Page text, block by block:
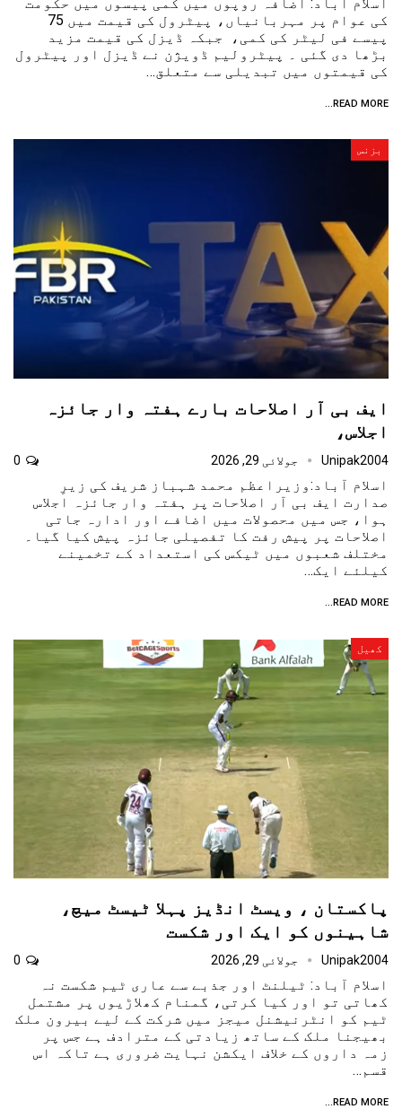
کی عوام پر مہربانیاں، پیٹرول کی قیمت میں 75
پیسے فی لیٹر کی کمی، جبکہ ڈیزل کی قیمت مزید
بڑھا دی گئی ۔ پیٹرولیم ڈویژن نے ڈیزل اور پیٹرول
کی قیمتوں میں تبدیلی سے متعلق…
READ MORE...
بزنس
ایف بی آر اصلاحات بارے ہفتہ وار جائزہ
اجلاس،
Unipak2004 جولائی 29, 2026
اسلام آباد:وزیراعظم محمد شہباز شریف کی زیرِ
صدارت ایف بی آر اصلاحات پر ہفتہ وار جائزہ اجلاس
ہوا، جس میں محصولات میں اضافے اور ادارہ جاتی
اصلاحات پر پیش رفت کا تفصیلی جائزہ پیش کیا گیا۔
مختلف شعبوں میں ٹیکس کی استعداد کے تخمینے
کیلئے ایک…
READ MORE...
کھیل
پاکستان ، ویسٹ انڈیز پہلا ٹیسٹ میچ،
شاہینوں کو ایک اور شکست
Unipak2004 جولائی 29, 2026
اسلام آباد: ٹیلنٹ اور جذبے سے عاری ٹیم شکست نہ
کھاتی تو اور کیا کرتی، گمنام کھلاڑیوں پر مشتمل
ٹیم کو انٹرنیشنل میجز میں شرکت کے لیے بیرون ملک
بھیجنا ملک کے ساتھ زیادتی کے مترادف ہے جس پر
زمہ داروں کے خلاف ایکشن نہایت ضروری ہے تاکہ اس
قسم…
READ MORE...